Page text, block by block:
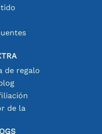
de regalo
de la